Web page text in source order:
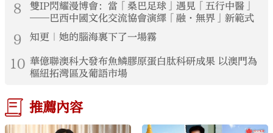
8
雙IP閃耀漫博會：當「桑巴足球」遇見「五行中醫」
——巴西中國文化交流協會演繹「融·無界」新範式
9 知更｜她的腦海裏下了一場霧
10 華億聯澳科大發布魚鱗膠原蛋白肽科研成果 以澳門為
樞紐拓灣區及葡語市場
推薦內容